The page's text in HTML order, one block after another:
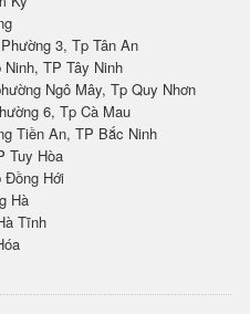
3, Tp Tân An
Ninh, TP Tây Ninh
Ngô Mây, Tp Quy Nhơn
6, Tp Cà Mau
Tiền An, TP Bắc Ninh
Tuy Hòa
Đồng Hới
Hà
Tĩnh